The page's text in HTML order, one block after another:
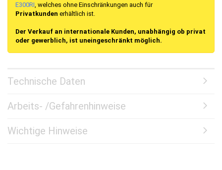
E300RI , welches ohne Einschränkungen auch für
Privatkunden erhältlich ist.
Der Verkauf an internationale Kunden, unabhängig ob privat
oder gewerblich, ist uneingeschränkt möglich.
Technische Daten
Arbeits- /Gefahrenhinweise
Wichtige Hinweise